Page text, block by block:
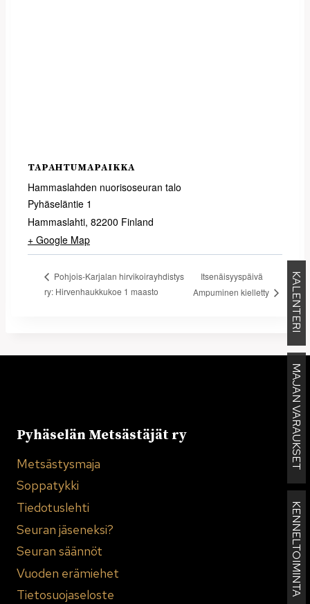
KALENTERI
MAJAN VARAUKSET
KENNELTOIMINTA
TAPAHTUMAPAIKKA
Hammaslahden nuorisoseuran talo
Pyhäseläntie 1
Hammaslahti, 82200 Finland
+ Google Map
Pohjois-Karjalan hirvikoirayhdistys
ry: Hirvenhaukkukoe 1 maasto
Itsenäisyyspäivä
Ampuminen kielletty
Pyhäselän Metsästäjät ry
Metsästysmaja
Soppatykki
Tiedotuslehti
Seuran jäseneksi?
Seuran säännöt
Vuoden erämiehet
Tietosuojaseloste